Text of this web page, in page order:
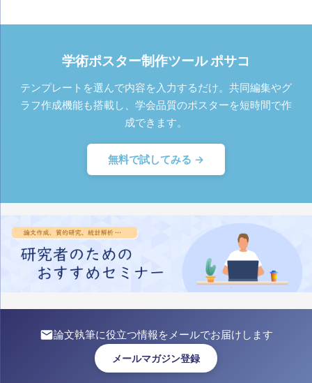
学術ポスター制作ツール ポサコ
テンプレートを選んで内容を入力するだけ。共同編集やグ
ラフ作成機能も搭載し、学会品質のポスターを短時間で作
成できます。
無料で試してみる →
論文執筆に役立つ情報をメールでお届けします
メールマガジン登録